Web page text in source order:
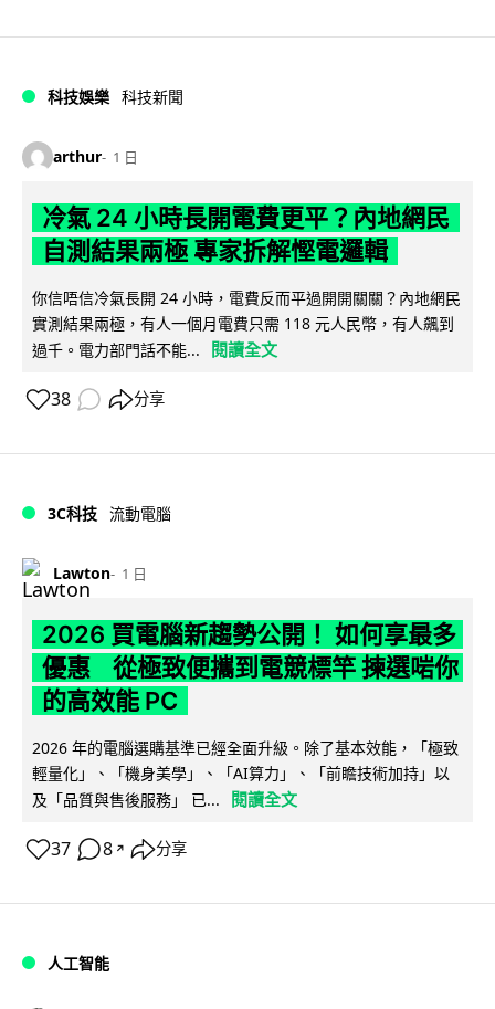
科技娛樂 科技新聞
arthur 1 日
冷氣 24 小時長開電費更平？內地網民
自測結果兩極 專家拆解慳電邏輯
你信唔信冷氣長開 24 小時，電費反而平過開開關關？內地網民
實測結果兩極，有人一個月電費只需 118 元人民幣，有人飆到
過千。電力部門話不能...
閱讀全文
38 分享
3C科技 流動電腦
Lawton 1 日
2026 買電腦新趨勢公開！ 如何享最多
優惠 從極致便攜到電競標竿 揀選啱你
的高效能 PC
2026 年的電腦選購基準已經全面升級。除了基本效能，「極致
輕量化」、「機身美學」、「AI算力」、「前瞻技術加持」以
及「品質與售後服務」 已...
閱讀全文
37 8 ↗ 分享
人工智能